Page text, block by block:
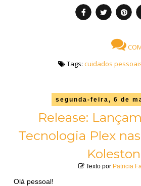
Tags: cuidados
segunda-feira, 6 de
Release:
Tecnologia Plex
Koleston
Texto por Patricia
Olá pessoal!